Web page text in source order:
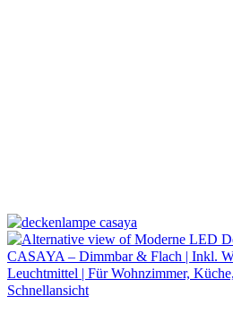
Schnellansicht